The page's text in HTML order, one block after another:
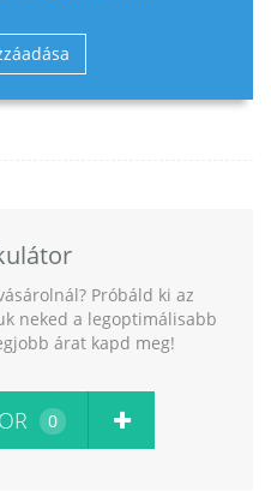
Próbáld ki az
neked a legoptimálisabb
árat kapd meg!
0